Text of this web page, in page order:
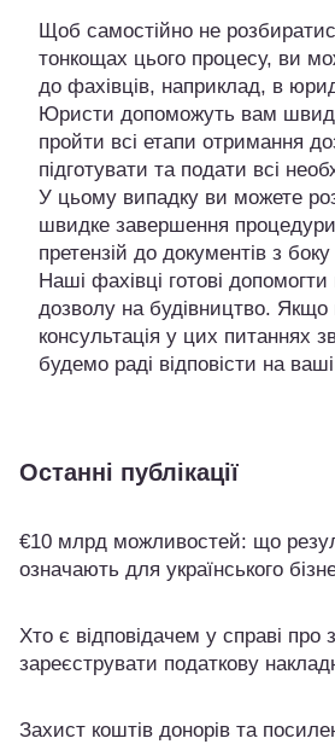
Щоб самостійно не
тонкощах цього процесу, ви
до фахівців, наприклад, в
Юристи допоможуть вам
пройти всі етапи отримання
підготувати та подати всі
У цьому випадку ви можете
швидке завершення процедури
претензій до документів з
Наші фахівці готові
дозволу на будівництво. Якщо
консультація у цих питаннях
будемо раді відповісти на
Останні публікації
€10 млрд можливостей: що
означають для українського
Хто є відповідачем у справі про
зареєструвати податкову
Захист коштів донорів та